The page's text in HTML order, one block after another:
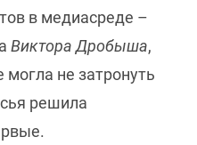
в медиасреде –
Виктора Дробыша,
могла не затронуть
решила